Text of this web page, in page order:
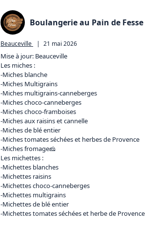
Boulangerie au Pain de Fesse
Beauceville | 21 mai 2026
Mise à jour: Beauceville
Les miches :
-Miches blanche
-Miches Multigrains
-Miches multigrains-canneberges
-Miches choco-canneberges
-Miches choco-framboises
-Miches aux raisins et cannelle
-Miches de blé entier
-Miches tomates séchées et herbes de Provence
-Miches fromage🧀
Les michettes :
-Michettes blanches
-Michettes raisins
-Michettes choco-canneberges
-Michettes multigrains
-Michettes de blé entier
-Michettes tomates séchées et herbe de Provence